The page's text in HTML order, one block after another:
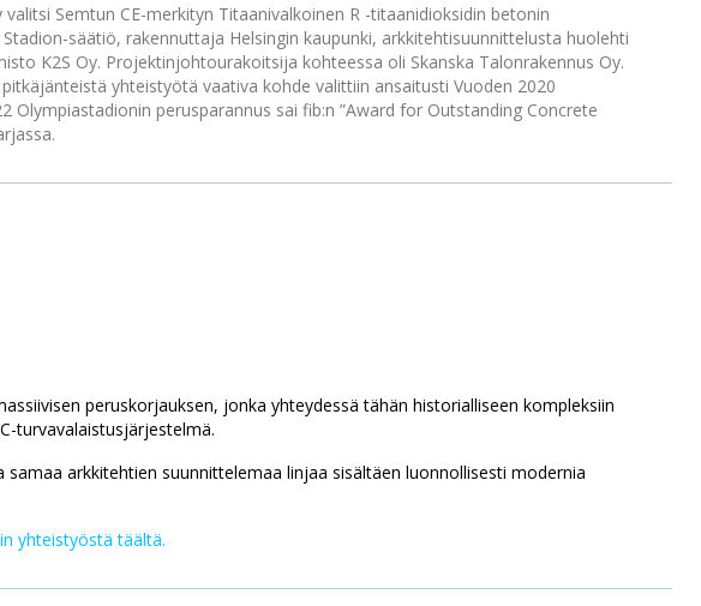
Semtun CE-merkityn Titaanivalkoinen R -titaanidioksidin betonin
säätiö, rakennuttaja Helsingin kaupunki, arkkitehtisuunnittelusta huolehti
K2S Oy. Projektinjohtourakoitsija kohteessa oli Skanska Talonrakennus Oy.
yhteistyötä vaativa kohde valittiin ansaitusti Vuoden 2020
Olympiastadionin perusparannus sai fib:n ”Award for Outstanding Concrete
peruskorjauksen, jonka yhteydessä tähän historialliseen kompleksiin
turvavalaistusjärjestelmä.
samaa arkkitehtien suunnittelemaa linjaa sisältäen luonnollisesti modernia
yhteistyöstä täältä.